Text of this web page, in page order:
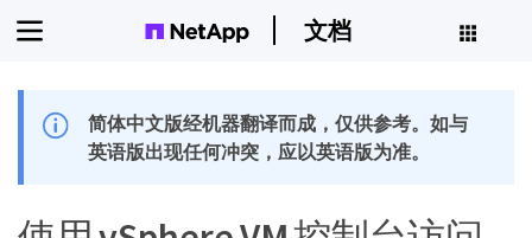
文档
简体中文版经机器翻译而成，仅供参考。如与
英语版出现任何冲突，应以英语版为准。